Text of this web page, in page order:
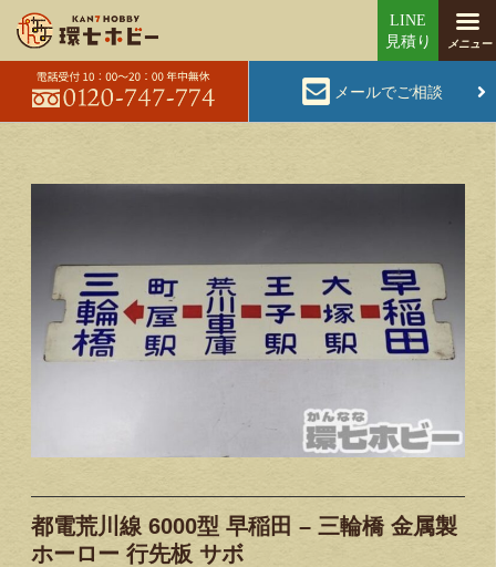
メールでご相談
都電荒川線 6000型 早稲田 – 三輪橋 金属製
ホーロー 行先板 サボ